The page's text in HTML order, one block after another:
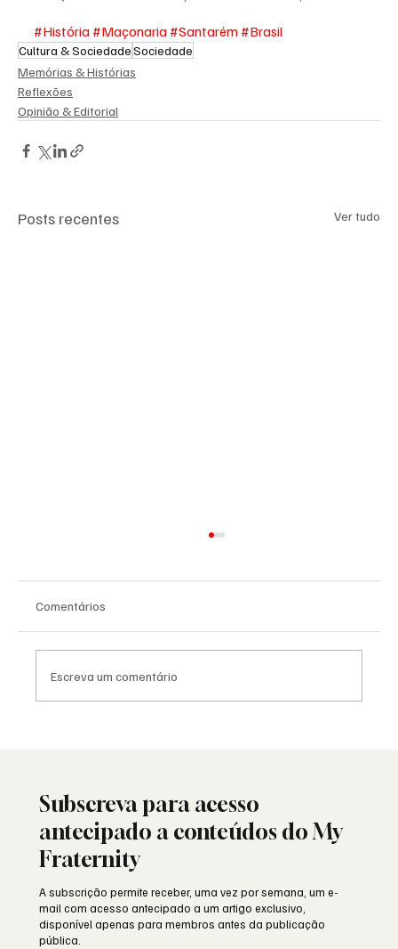
#História #Maçonaria #Santarém #Brasil
Cultura & SociedadeSociedade
Memórias & Histórias
Reflexões
Opinião & Editorial
Posts recentes Ver tudo
Comentários
Escreva um comentário
Subscreva para acesso
antecipado a conteúdos do My
Fraternity
A subscrição permite receber, uma vez por semana, um e-
mail com acesso antecipado a um artigo exclusivo,
disponível apenas para membros antes da publicação
pública.